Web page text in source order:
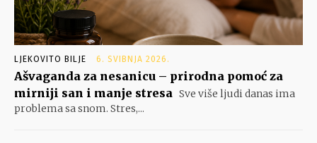
LJEKOVITO BILJE 6. SVIBNJA 2026.
Ašvaganda za nesanicu – prirodna pomoć za
mirniji san i manje stresa Sve više ljudi danas ima
problema sa snom. Stres,...